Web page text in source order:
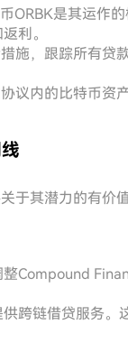
ORBK是其运作
利。
施，跟踪所有贷
议内的比特币资
于其潜力的有
Compound
跨链借贷服务